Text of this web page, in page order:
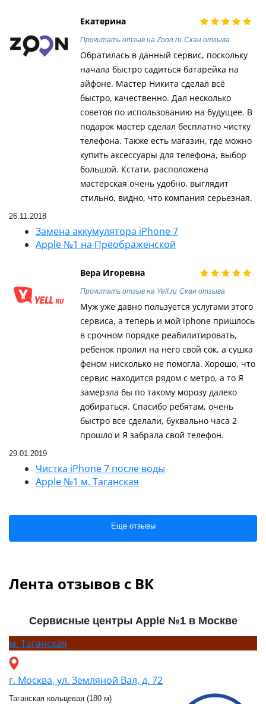
Екатерина
Прочитать отзыв на Zoon.ru Скан отзыва
Обратилась в данный сервис, поскольку
начала быстро садиться батарейка на
айфоне. Мастер Никита сделал всё
быстро, качественно. Дал несколько
советов по использованию на будущее. В
подарок мастер сделал бесплатно чистку
телефона. Также есть магазин, где можно
купить аксессуары для телефона, выбор
большой. Кстати, расположена
мастерская очень удобно, выглядит
стильно, видно, что компания серьезная.
26.11.2018
Замена аккумулятора iPhone 7
Apple №1 на Преображенской
Вера Игоревна
Прочитать отзыв на Yell.ru Скан отзыва
Муж уже давно пользуется услугами этого
сервиса, а теперь и мой iphone пришлось
в срочном порядке реабилитировать,
ребенок пролил на него свой сок, а сушка
феном нисколько не помогла. Хорошо, что
сервис находится рядом с метро, а то Я
замерзла бы по такому морозу далеко
добираться. Спасибо ребятам, очень
быстро все сделали, буквально часа 2
прошло и Я забрала свой телефон.
29.01.2019
Чистка iPhone 7 после воды
Apple №1 м. Таганская
Еще отзывы
Лента отзывов с ВК
Сервисные центры Apple №1 в Москве
м. Таганская
г. Москва, ул. Земляной Вал, д. 72
Таганская кольцевая (180 м)